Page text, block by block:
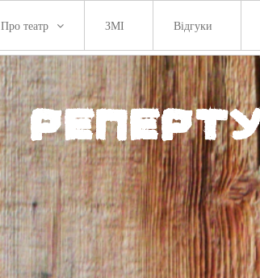
Про театр ЗМІ Відгуки